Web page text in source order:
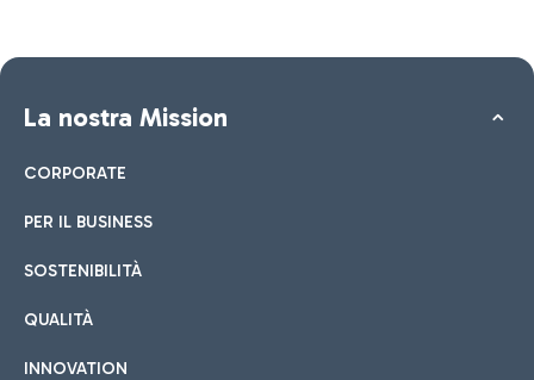
La nostra Mission
CORPORATE
PER IL BUSINESS
SOSTENIBILITÀ
QUALITÀ
INNOVATION